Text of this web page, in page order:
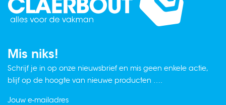
Mis niks!
Schrijf je in op onze nieuwsbrief en mis geen enkele actie,
blijf op de hoogte van nieuwe producten ….
Jouw e-mailadres